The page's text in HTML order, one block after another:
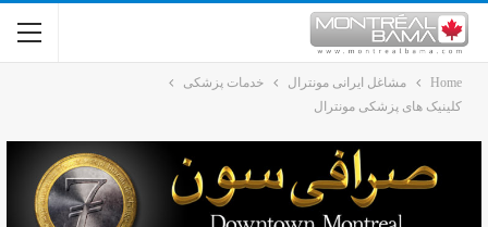
Home مشاغل ایرانی مونترال
خدمات پزشکی
کلینیک های پزشکی مونترال